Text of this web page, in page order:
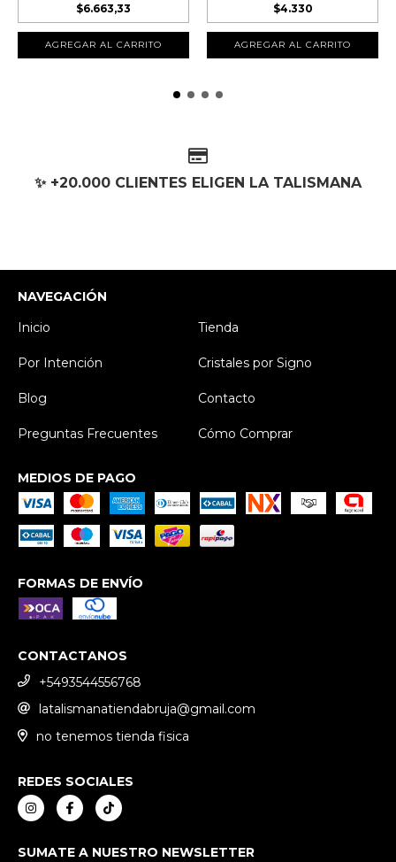
$6.663,33
$4.330
✨ +20.000 CLIENTES ELIGEN LA TALISMANA
NAVEGACIÓN
Inicio
Tienda
Por Intención Cristales por Signo
Blog Contacto
Preguntas Frecuentes Cómo Comprar
MEDIOS DE PAGO
FORMAS DE ENVÍO
CONTACTANOS
+5493544556768
latalismanatiendabruja@gmail.com
no tenemos tienda fisica
REDES SOCIALES
SUMATE A NUESTRO NEWSLETTER